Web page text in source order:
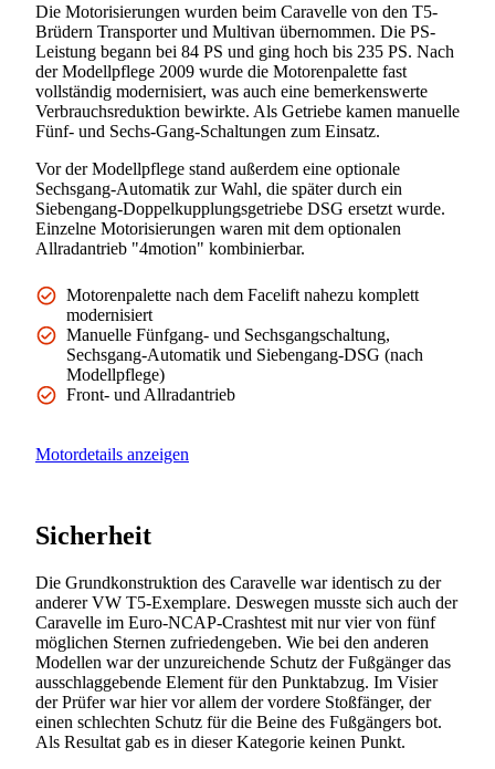
Die Motorisierungen wurden beim Caravelle von den T5-
Brüdern Transporter und Multivan übernommen. Die PS-
Leistung begann bei 84 PS und ging hoch bis 235 PS. Nach
der Modellpflege 2009 wurde die Motorenpalette fast
vollständig modernisiert, was auch eine bemerkenswerte
Verbrauchsreduktion bewirkte. Als Getriebe kamen manuelle
Fünf- und Sechs-Gang-Schaltungen zum Einsatz.
Vor der Modellpflege stand außerdem eine optionale
Sechsgang-Automatik zur Wahl, die später durch ein
Siebengang-Doppelkupplungsgetriebe DSG ersetzt wurde.
Einzelne Motorisierungen waren mit dem optionalen
Allradantrieb "4motion" kombinierbar.
Motorenpalette nach dem Facelift nahezu komplett
modernisiert
Manuelle Fünfgang- und Sechsgangschaltung,
Sechsgang-Automatik und Siebengang-DSG (nach
Modellpflege)
Front- und Allradantrieb
Motordetails anzeigen
Sicherheit
Die Grundkonstruktion des Caravelle war identisch zu der
anderer VW T5-Exemplare. Deswegen musste sich auch der
Caravelle im Euro-NCAP-Crashtest mit nur vier von fünf
möglichen Sternen zufriedengeben. Wie bei den anderen
Modellen war der unzureichende Schutz der Fußgänger das
ausschlaggebende Element für den Punktabzug. Im Visier
der Prüfer war hier vor allem der vordere Stoßfänger, der
einen schlechten Schutz für die Beine des Fußgängers bot.
Als Resultat gab es in dieser Kategorie keinen Punkt.